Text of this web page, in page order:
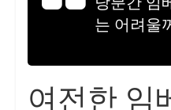
는 어려울
여전한 임